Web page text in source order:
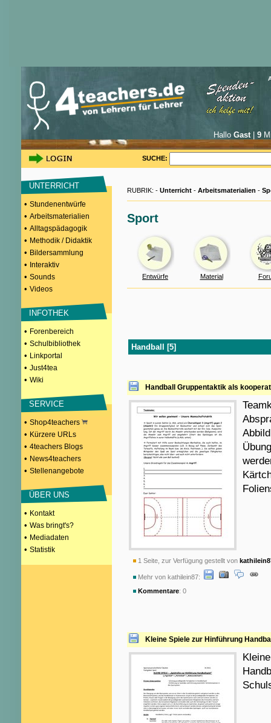
Hallo Gast| 9
SUCHE:
UNTERRICHT
• Stundenentwürfe
• Arbeitsmaterialien
• Alltagspädagogik
• Methodik / Didaktik
• Bildersammlung
• Interaktiv
• Sounds
• Videos
INFOTHEK
• Forenbereich
• Schulbibliothek
• Linkportal
• Just4tea
• Wiki
SERVICE
• Shop4teachers
• Kürzere URLs
• 4teachers Blogs
• News4teachers
• Stellenangebote
ÜBER UNS
• Kontakt
• Was bringt's?
• Mediadaten
• Statistik
RUBRIK: - Unterricht - Arbeitsmaterialien -
Sport
Entwürfe Material
Handball [5]
Handball Gruppentaktik als
1 Seite, zur Verfügung gestellt von
Mehr von kathilein87:
Kommentare: 0
Kleine Spiele zur Hinführung